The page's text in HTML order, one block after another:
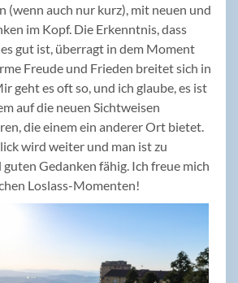
(wenn auch nur kurz), mit neuen und
im Kopf. Die Erkenntnis, dass
gut ist, überragt in dem Moment
Freude und Frieden breitet sich in
geht es oft so, und ich glaube, es ist
auf die neuen Sichtweisen
die einem ein anderer Ort bietet.
wird weiter und man ist zu
Gedanken fähig. Ich freue mich
Loslass-Momenten!